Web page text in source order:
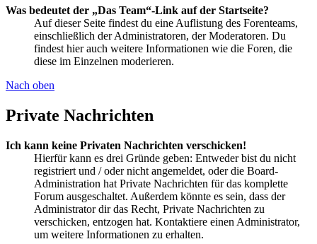
Was bedeutet der „Das Team“-Link auf der Startseite?
Auf dieser Seite findest du eine Auflistung des Forenteams,
einschließlich der Administratoren, der Moderatoren. Du
findest hier auch weitere Informationen wie die Foren, die
diese im Einzelnen moderieren.
Nach oben
Private Nachrichten
Ich kann keine Privaten Nachrichten verschicken!
Hierfür kann es drei Gründe geben: Entweder bist du nicht
registriert und / oder nicht angemeldet, oder die Board-
Administration hat Private Nachrichten für das komplette
Forum ausgeschaltet. Außerdem könnte es sein, dass der
Administrator dir das Recht, Private Nachrichten zu
verschicken, entzogen hat. Kontaktiere einen Administrator,
um weitere Informationen zu erhalten.